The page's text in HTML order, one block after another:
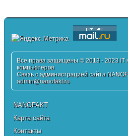
Все права защищены © 2013 - 2023 IT
компьютеров
Связь с администрацией сайта
admin@nanofakt.ru
NANOFAKT
Карта сайта
Контакты